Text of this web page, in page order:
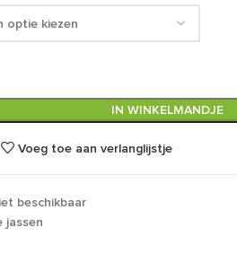
IN WINKELMANDJE
Voeg toe aan verlanglijstje
beschikbaar
jassen